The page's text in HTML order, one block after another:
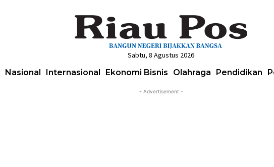
Sabtu, 8 Agustus 2026
Nasional Internasional Ekonomi Bisnis Olahraga Pendidikan
- Advertisement -